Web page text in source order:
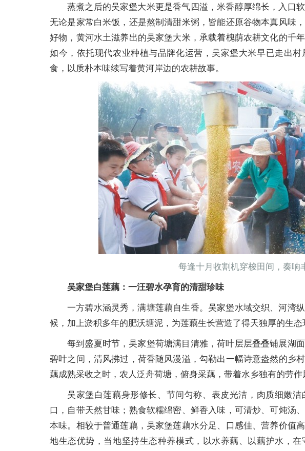
蒸煮之后的吴家堡大米更是香气四溢，米香醇厚绵长，入口
无论是家常白米饭，还是熬制清甜米粥，皆能还原谷物本真风味
好物，黄河水土滋养出的吴家堡大米，承载着槐荫农耕文化的千
如今，依托现代农业种植与品牌化运营，吴家堡大米早已走出
食，以质朴本味续写着黄河岸边的农耕故事。
每逢十月收割机穿梭田间，奏响
吴家堡白莲藕：一汪碧水孕育的清甜珍味
一方碧水涵灵秀，满塘莲藕自生香。吴家堡水域交织、河湾
候，加上淤积多年的肥沃塘泥，为莲藕生长营造了得天独厚的生态
每到盛夏时节，吴家堡荷塘满目清雅，荷叶层层叠叠铺展湖
碧叶之间，清风拂过，荷香随风漫溢，勾勒出一幅诗意盎然的乡
藕成熟采收之时，农人泛舟荷塘，俯身采藕，带着水乡独有的劳作
吴家堡白莲藕身形修长、节间匀称、表皮光洁，肉质细嫩
口，自带天然甘味；熟食软糯绵密、鲜香入味，可清炒、可炖汤
本味。相较于普通莲藕，吴家堡莲藕水分足、口感佳、营养价值
地生态优势，当地坚持生态种养模式，以水养藕、以藕护水，